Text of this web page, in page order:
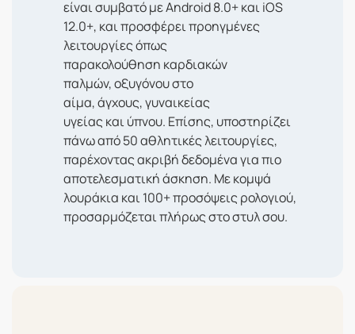
είναι συμβατό με Android 8.0+ και iOS
12.0+, και προσφέρει προηγμένες
λειτουργίες όπως
παρακολούθηση καρδιακών
παλμών, οξυγόνου στο
αίμα, άγχους, γυναικείας
υγείας και ύπνου. Επίσης, υποστηρίζει
πάνω από 50 αθλητικές λειτουργίες,
παρέχοντας ακριβή δεδομένα για πιο
αποτελεσματική άσκηση. Με κομψά
λουράκια και 100+ προσόψεις ρολογιού,
προσαρμόζεται πλήρως στο στυλ σου.